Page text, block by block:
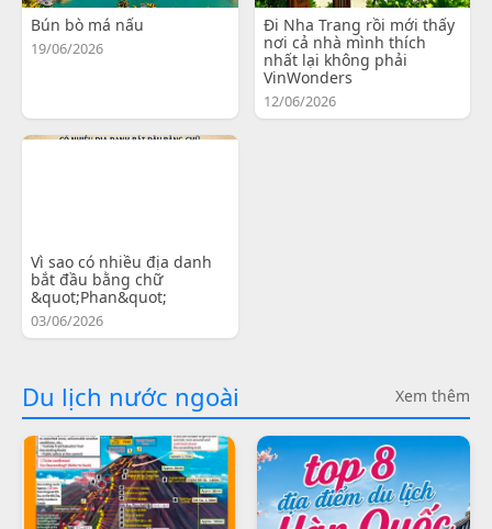
Bún bò má nấu
19/06/2026
Đi Nha Trang rồi mới thấy
nơi cả nhà mình thích
nhất lại không phải
VinWonders
12/06/2026
Vì sao có nhiều địa danh
bắt đầu bằng chữ
&quot;Phan&quot;
03/06/2026
Du lịch nước ngoài Xem thêm